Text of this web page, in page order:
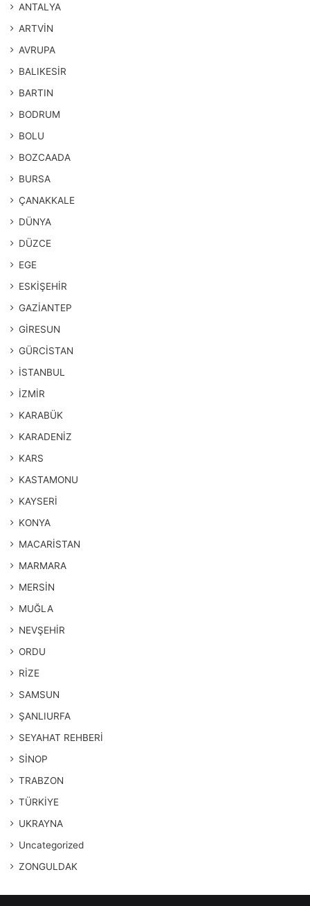
ANTALYA
ARTVİN
AVRUPA
BALIKESİR
BARTIN
BODRUM
BOLU
BOZCAADA
BURSA
ÇANAKKALE
DÜNYA
DÜZCE
EGE
ESKİŞEHİR
GAZİANTEP
GİRESUN
GÜRCİSTAN
İSTANBUL
İZMİR
KARABÜK
KARADENİZ
KARS
KASTAMONU
KAYSERİ
KONYA
MACARİSTAN
MARMARA
MERSİN
MUĞLA
NEVŞEHİR
ORDU
RİZE
SAMSUN
ŞANLIURFA
SEYAHAT REHBERİ
SİNOP
TRABZON
TÜRKİYE
UKRAYNA
Uncategorized
ZONGULDAK